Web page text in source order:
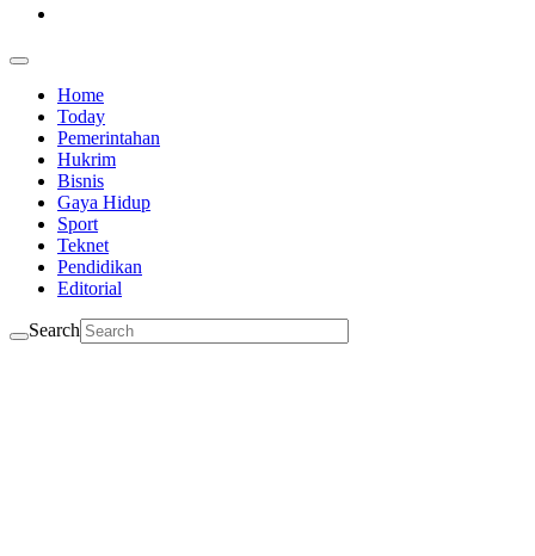
Home
Today
Pemerintahan
Hukrim
Bisnis
Gaya Hidup
Sport
Teknet
Pendidikan
Editorial
Search